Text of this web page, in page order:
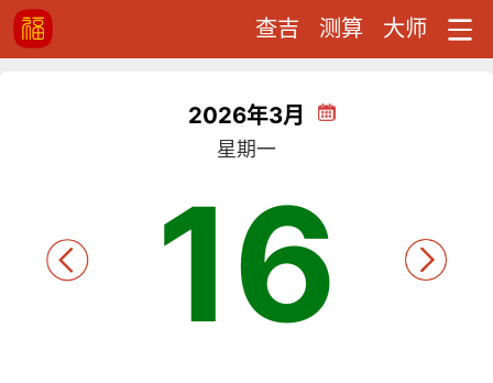
查吉 测算 大师
2026年3月
星期一
16